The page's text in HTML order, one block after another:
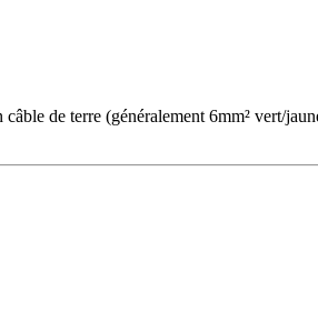
de terre (généralement 6mm² vert/